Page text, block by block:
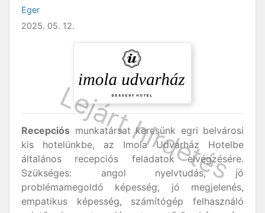
Eger
2025. 05. 12.
Recepciós munkatársat keresünk egri belvárosi
kis hotelünkbe, az Imola Udvarház Hotelbe
általános recepciós feladatok elvégzésére.
Szükséges: angol nyelvtudás, jó
problémamegoldó képesség, jó megjelenés,
empatikus képesség, számítógép felhasználó